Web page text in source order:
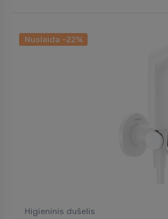
Nuolaida -22%
Higieninis dušelis